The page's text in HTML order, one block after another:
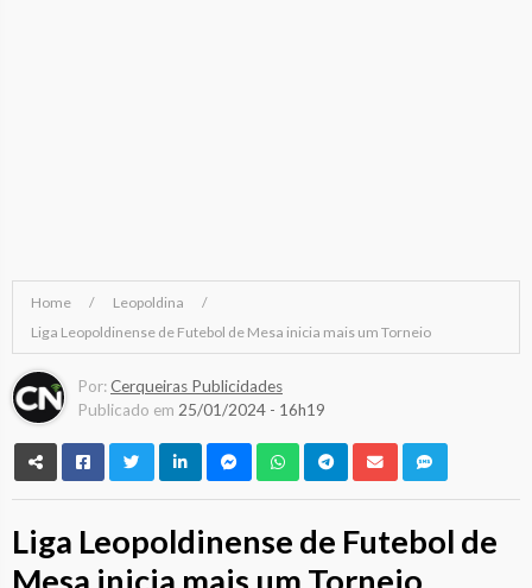
Home
Leopoldina
Liga Leopoldinense de Futebol de Mesa inicia mais um Torneio
Por:Cerqueiras Publicidades
Publicado em 25/01/2024 - 16h19
Liga Leopoldinense de Futebol de
Mesa inicia mais um Torneio